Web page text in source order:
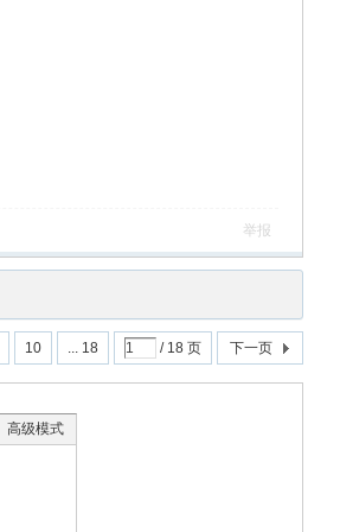
举报
10 ... 18 / 18 页 下一页
高级模式